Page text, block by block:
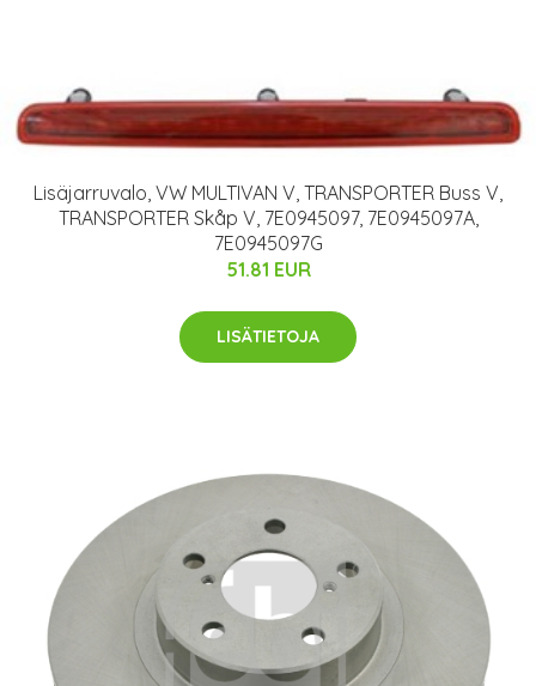
Lisäjarruvalo, VW MULTIVAN V, TRANSPORTER Buss V,
TRANSPORTER Skåp V, 7E0945097, 7E0945097A,
7E0945097G
51.81 EUR
LISÄTIETOJA